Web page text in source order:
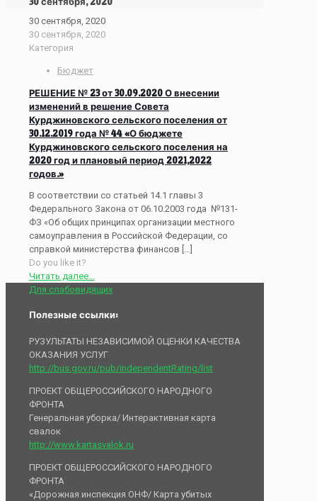
30 сентября, 2020
30 сентября, 2020
Категория
Бюджет
РЕШЕНИЕ № 23 от 30.09.2020 О внесении
изменений в решение Совета
Курджиновского сельского поселения от
30.12.2019 года № 44 «О бюджете
Курджиновского сельского поселения на
2020 год и плановый период 2021,2022
годов.»
В соответствии со статьей 14.1 главы 3
Федерального Закона от 06.10.2003 года №131-
ФЗ «Об общих принципах организации местного
самоуправления в Российской Федерации, со
справкой министерства финансов […]
Do you like it?
Читать далее...
Для слабовидящих
Полезные ссылки:
РУЗУЛЬТАТЫ НЕЗАВИСИМОЙ ОЦЕНКИ КАЧЕСТВА
ОКАЗАНИЯ УСЛУГ
http://bus.gov.ru/pub/independentRating/list
ПРОЕКТ ОБЩЕРОССИЙСКОГО НАРОДНОГО
ФРОНТА
Генеральная уборка/ Интерактивная карта
свалок
http://www.kartasvalok.ru
ПРОЕКТ ОБЩЕРОССИЙСКОГО НАРОДНОГО
ФРОНТА
«Дорожная инспекция ОНФ/ Карта убитых